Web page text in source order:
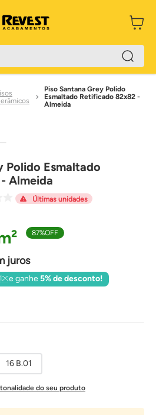
Piso Santana Grey Polido
Esmaltado Retificado 82x82 -
Almeida
Polido Esmaltado
Almeida
Últimas unidades
87%OFF
juros
e ganhe5% de desconto!
16 B.01
do seu produto